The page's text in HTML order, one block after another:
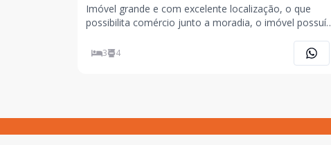
Imóvel grande e com excelente localização, o que
possibilita comércio junto a moradia, o imóvel possuí: -
cozinhas, - sala grande, - área gourmet, - lavanderia, -
3 4